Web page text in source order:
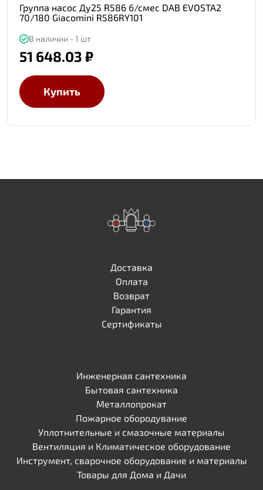
Группа насос Ду25 R586 б/смес DAB EVOSTA2
70/180 Giacomini R586RY101
В наличии - 1 шт
51 648.03 ₽
Купить
Доставка
Оплата
Возврат
Гарантия
Сертификаты
Инженерная сантехника
Бытовая сантехника
Металлопрокат
Пожарное обородувание
Уплотнительные и смазочные материалы
Вентиляция и Климатическое оборудование
Инструмент, сварочное оборудование и материалы
Товары для Дома и Дачи